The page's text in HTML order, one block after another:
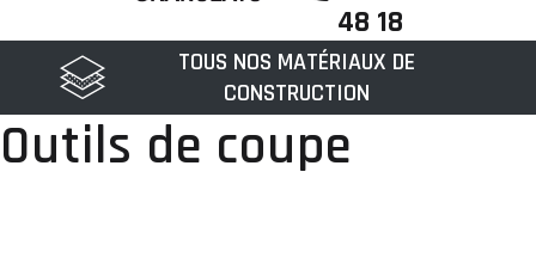
48 18
TOUS NOS MATÉRIAUX DE
CONSTRUCTION
Outils de coupe